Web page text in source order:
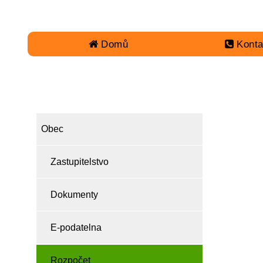
Domů
Obec
Zastupitelstvo
Dokumenty
E-podatelna
Rozpočet